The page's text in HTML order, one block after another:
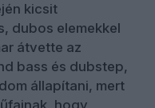
kicsit
dubos elemekkel
átvette az
bass és dubstep,
állapítani, mert